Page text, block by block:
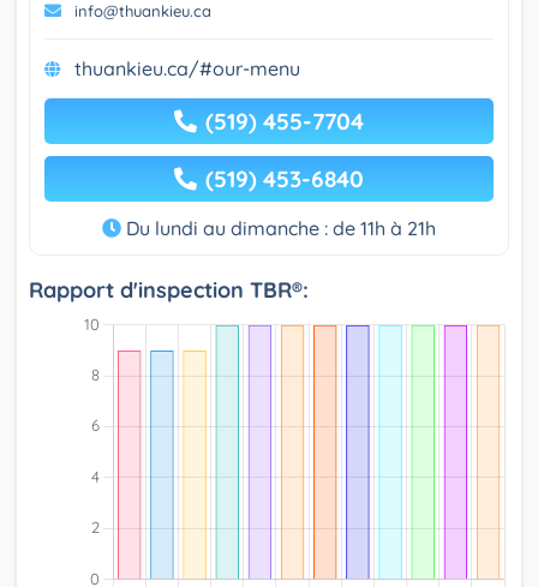
info@thuankieu.ca
thuankieu.ca/#our-menu
(519) 455-7704
(519) 453-6840
Du lundi au dimanche : de 11h à 21h
Rapport d'inspection TBR®: